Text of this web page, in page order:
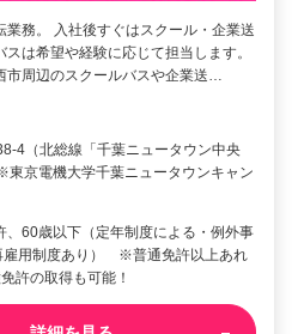
業務。 入社後すぐはスクール・企業送
は希望や経験に応じて担当します。
市周辺のスクールバスや企業送…
4（北総線「千葉ニュータウン中央
京電機大学千葉ニュータウンキャン
、60歳以下（定年制度による・例外事
雇用制度あり） ※普通免許以上あれ
許の取得も可能！